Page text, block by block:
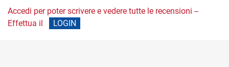
Accedi per poter scrivere e vedere tutte le recensioni --
Effettua il
LOGIN